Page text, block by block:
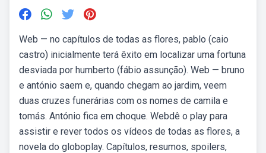
Web — no capítulos de todas as flores, pablo (caio
castro) inicialmente terá êxito em localizar uma fortuna
desviada por humberto (fábio assunção). Web — bruno
e antónio saem e, quando chegam ao jardim, veem
duas cruzes funerárias com os nomes de camila e
tomás. António fica em choque. Webdê o play para
assistir e rever todos os vídeos de todas as flores, a
novela do globoplay. Capítulos, resumos, spoilers,